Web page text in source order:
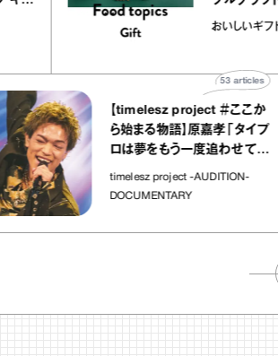
｜真
おいし
【timelesz project ＃ここか
ら始まる物語】原嘉孝「タイプ
ロは夢をもう一度追わせてく
れた場所」
timelesz project -AUDITION-
DOCUMENTARY
articles